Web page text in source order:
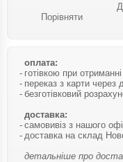
Порівняти
оплата:
готівкою при
переказ з карти через
безготівковий
доставка:
самовивіз з нашого
доставка на склад
детальніше про